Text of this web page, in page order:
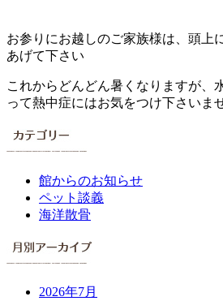
お参りにお越しのご家族様は、頭上
あげて下さい
これからどんどん暑くなりますが、
って熱中症にはお気をつけ下さいませ
館からのお知らせ
ペット談義
海洋散骨
2026年7月